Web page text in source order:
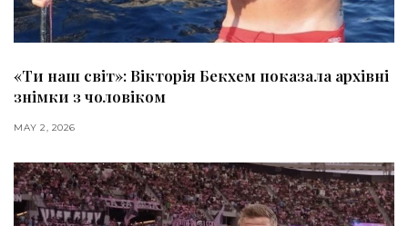
«Ти наш світ»: Вікторія Бекхем показала архівні
знімки з чоловіком
MAY 2, 2026